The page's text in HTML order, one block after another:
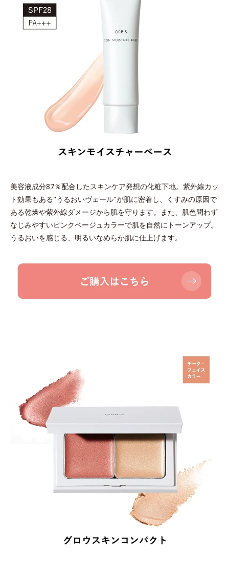
美容液成分87％配合したスキンケア発想の化粧下地。紫外線カッ
ト効果もある"うるおいヴェール"が肌に密着し、くすみの原因で
ある乾燥や紫外線ダメージから肌を守ります。また、肌色問わず
なじみやすいピンクベージュカラーで肌を自然にトーンアップ。
うるおいを感じる、明るいなめらか肌に仕上げます。